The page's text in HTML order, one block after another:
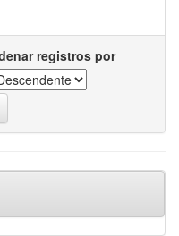
registros por